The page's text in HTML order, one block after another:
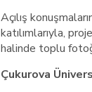
Açılış
katılımlarıyla,
halinde toplu
Çukurova